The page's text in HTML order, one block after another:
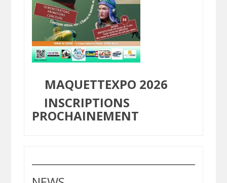
MAQUETTEXPO 2026
INSCRIPTIONS
PROCHAINEMENT